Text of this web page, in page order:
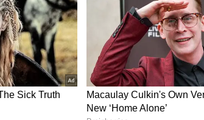
ಸಿಗುತ್ತವೆ.
ನೀರಿನಲ್ಲಿರುವ